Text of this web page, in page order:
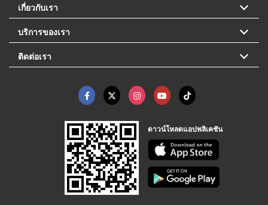
เกี่ยวกับเรา
บริการของเรา
ติดต่อเรา
ดาวน์โหลดแอปพลิเคชัน